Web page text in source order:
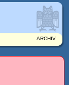
ARCHIV